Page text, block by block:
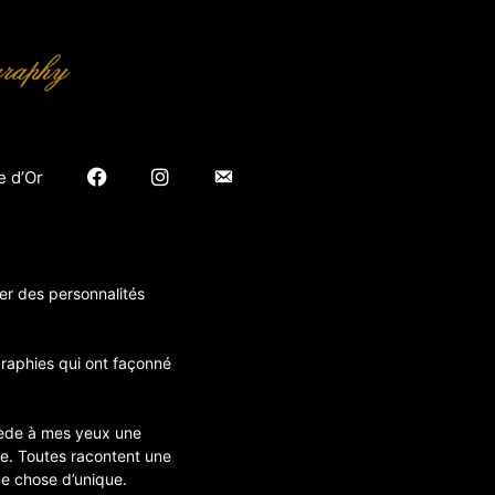
d’Or FacebookInsta email
des personnalités
qui ont façonné
à mes yeux une
Toutes racontent une
chose d’unique.